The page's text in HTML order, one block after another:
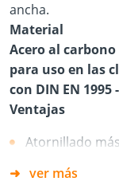
ancha.
Material
Acero al
para uso en las
con DIN EN 1995
Ventajas
Atornillado
La punta DAG
ver más